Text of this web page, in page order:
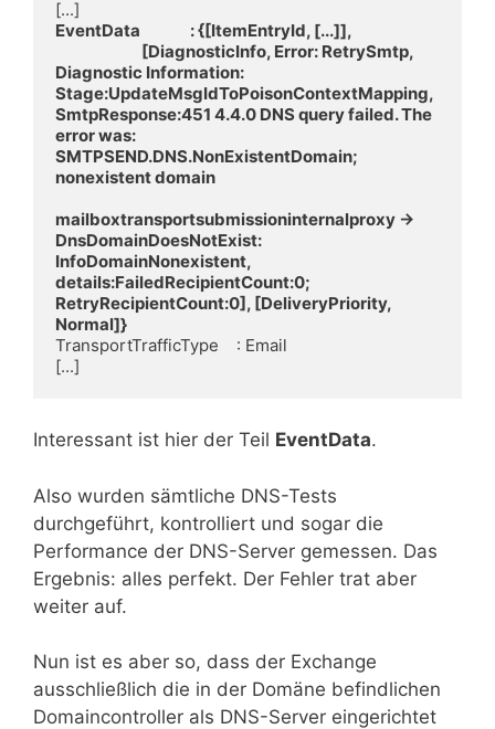
EventData               : {[ItemEntryId, [...]],
Diagnostic Information:
Stage:UpdateMsgIdToPoisonContextMapping,
SmtpResponse:451 4.4.0 DNS query failed. The
error was:
SMTPSEND.DNS.NonExistentDomain;
nonexistent domain
mailboxtransportsubmissioninternalproxy ->
DnsDomainDoesNotExist:
InfoDomainNonexistent,
details:FailedRecipientCount:0;
RetryRecipientCount:0], [DeliveryPriority,
Normal]}
TransportTrafficType    : Email
[...]
Interessant ist hier der Teil EventData.
Also wurden sämtliche DNS-Tests
durchgeführt, kontrolliert und sogar die
Performance der DNS-Server gemessen. Das
Ergebnis: alles perfekt. Der Fehler trat aber
weiter auf.
Nun ist es aber so, dass der Exchange
ausschließlich die in der Domäne befindlichen
Domaincontroller als DNS-Server eingerichtet